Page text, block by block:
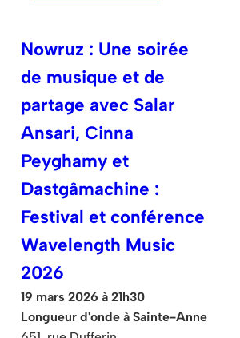
Nowruz : Une soirée
de musique et de
partage avec Salar
Ansari, Cinna
Peyghamy et
Dastgâmachine :
Festival et conférence
Wavelength Music
2026
19 mars 2026 à 21h30
Longueur d'onde à Sainte-Anne